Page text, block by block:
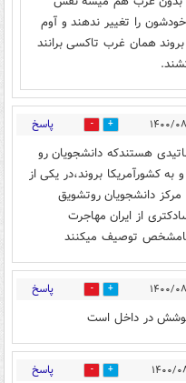
را تغییر ندهند و آوم
همان غرب تاکسی برانند
1 پاسخ
هستندکه دانشجویان رو
کشورآمریکا بروند،در یکی از
دانشجویان روتشویق
از ایران مهاجرت
نامشخص توصیف میکنند
4 پاسخ
کوشش در داخل است
18 پاسخ